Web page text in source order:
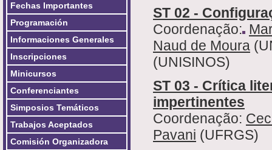
Fechas Importantes
Programación
Informaciones Generales
Inscripciones
Minicursos
Conferenciantes
Simposios Temáticos
Trabajos Aceptados
Comisión Organizadora
ST 02 -
Coordenação:
Naud de Moura
(UNISINOS)
ST 03 - Crítica
impertinentes
Coordenação:
Pavani (UFRGS)